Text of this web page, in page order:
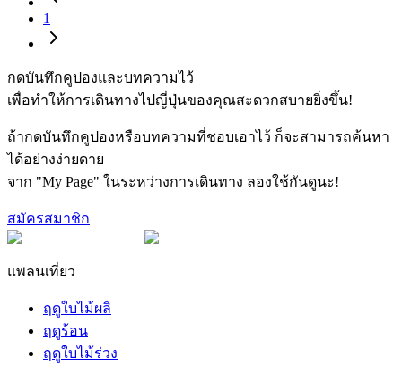
1
กดบันทึกคูปองและบทความไว้
เพื่อทำให้การเดินทางไปญี่ปุ่นของคุณสะดวกสบายยิ่งขึ้น!
ถ้ากดบันทึกคูปองหรือบทความที่ชอบเอาไว้ ก็จะสามารถค้นหา
ได้อย่างง่ายดาย
จาก "My Page" ในระหว่างการเดินทาง ลองใช้กันดูนะ!
สมัครสมาชิก
แพลนเที่ยว
ฤดูใบไม้ผลิ
ฤดูร้อน
ฤดูใบไม้ร่วง